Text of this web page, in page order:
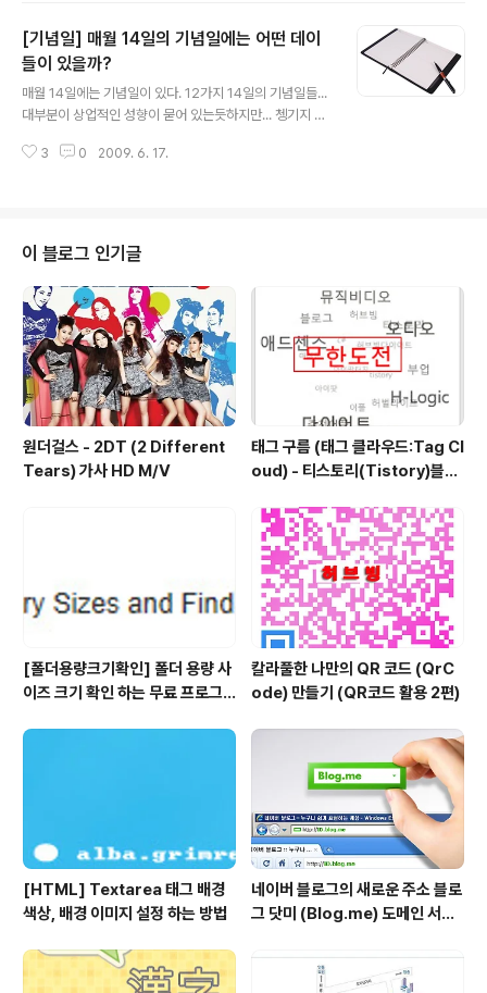
최신 업데이트 및 검사를 통해 DDoS 악성코드를 진단 및 치료 할 수 있으며 실
시간 감시를 활성화하여 악성코드의 실행을 실시간으로 차단할 수 있습니다. 알
약이 설치되어 있지 않은 사용자는 아래 링크를 클릭하여 알약을 설치하고 DD
oS 악성코드를 차단/치..
[기념일] 매월 14일의 기념일에는 어떤 데이
들이 있을까?
매월 14일에는 기념일이 있다. 12가지 14일의 기념일들...
대부분이 상업적인 성향이 묻어 있는듯하지만... 쳉기지 못
4일 : 다이어리데이 => 연인끼리 서로 일기장을 선물하는
4일 : 블랙데이 => 초콜릿,사탕을 받지 못한 분들이 짜장면
을 먹으며 위로하는 날 5월 14일 : 로즈데이 => 연인들끼리
달콤한 키스와 함꼐 장미꽃을 주고 받은 날 6월 14일 : 키
스데이 => 남녀가 사랑을 고백하며 사랑의 입맞춤을 나누
는 날 7월 14일 : 실버데이 => 실버..
3 0 2009. 6. 17.
이 블로그 인기글
원더걸스 - 2DT (2 Different
Tears) 가사 HD M/V
태그 구름 (태그 클라우드:Tag Cl
oud) - 티스토리(Tistory)블로
[폴더용량크기확인] 폴더 용량 사
이즈 크기 확인 하는 무료 프로그
칼라풀한 나만의 QR 코드 (QrC
ode) 만들기 (QR코드 활용 2편)
[HTML] Textarea 태그 배경
색상, 배경 이미지 설정 하는 방법
네이버 블로그의 새로운 주소 블로
그 닷미 (Blog.me) 도메인 서비